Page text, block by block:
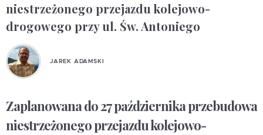
niestrzeżonego przejazdu kolejowo-
drogowego przy ul. Św. Antoniego
JAREK ADAMSKI
Zaplanowana do 27 października przebudowa
niestrzeżonego przejazdu kolejowo-